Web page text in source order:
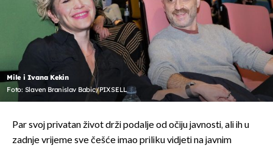
Mile i Ivana Kekin
Foto: Slaven Branislav Babic/PIXSELL
Par svoj privatan život drži podalje od očiju javnosti, ali ih u
zadnje vrijeme sve češće imao priliku vidjeti na javnim